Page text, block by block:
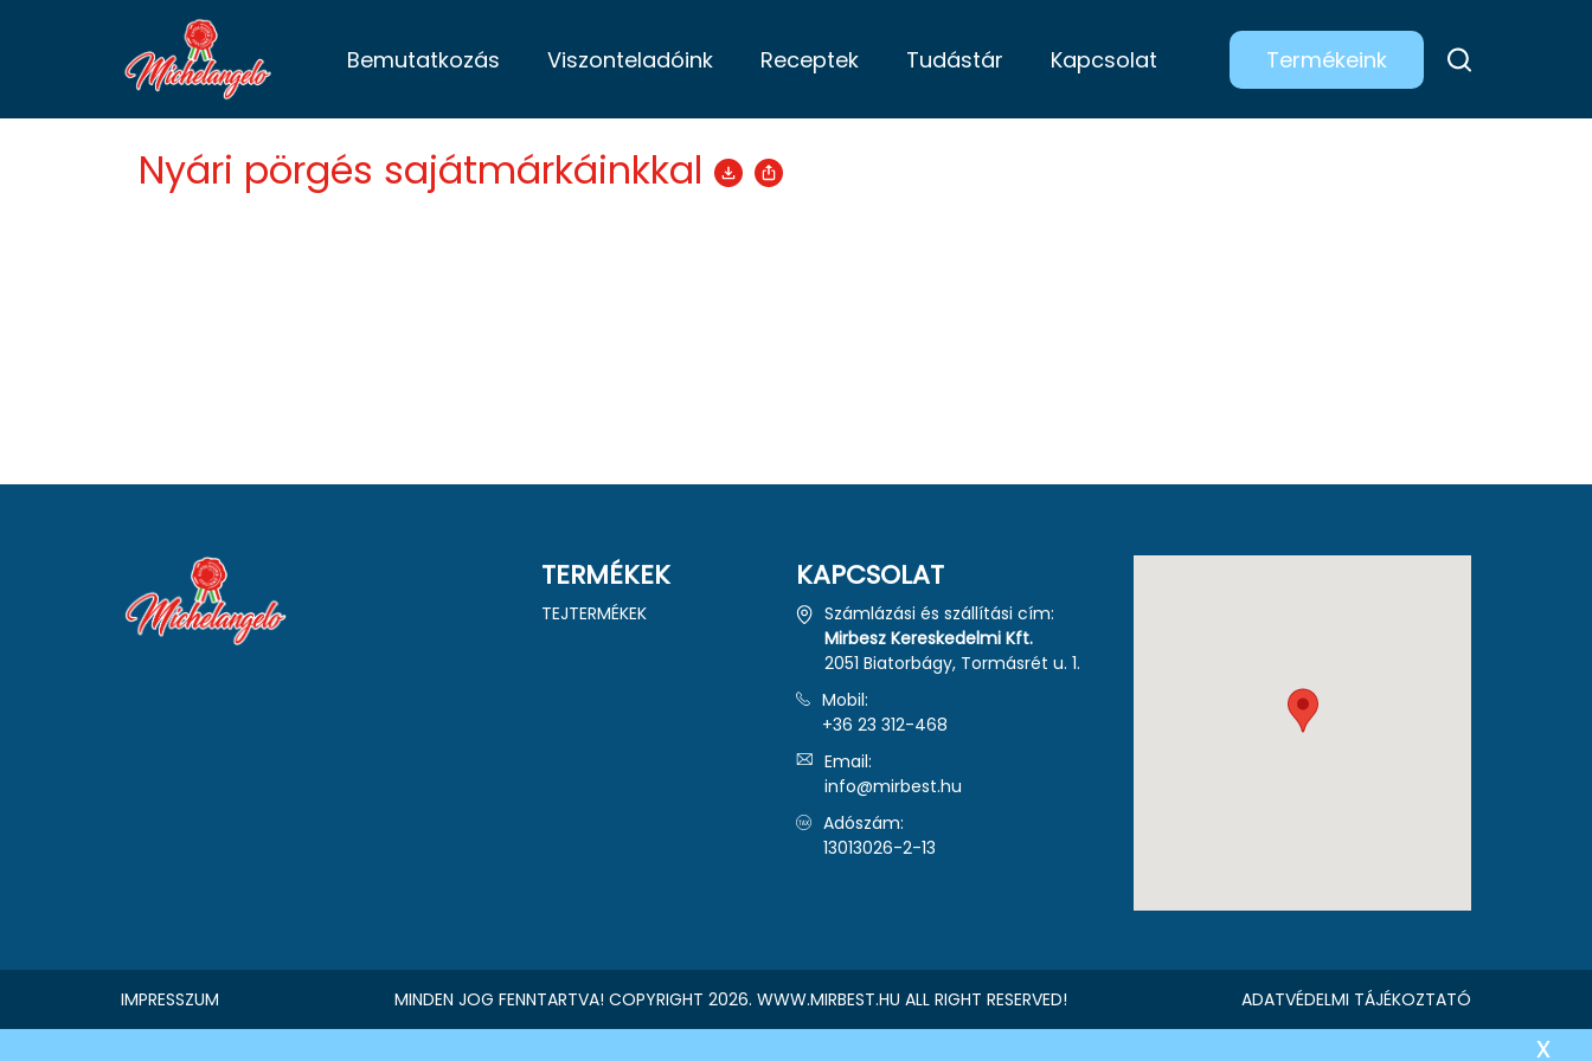
Bemutatkozás Viszonteladóink Receptek Tudástár Kapcsolat Termékeink
Nyári pörgés sajátmárkáinkkal
TERMÉKEK
TEJTERMÉKEK
KAPCSOLAT
Számlázási és szállítási cím:
Mirbesz Kereskedelmi Kft.
2051 Biatorbágy, Tormásrét u. 1.
Mobil:
+36 23 312-468
Email:
info@mirbest.hu
Adószám:
13013026-2-13
IMPRESSZUM MINDEN JOG FENNTARTVA! COPYRIGHT 2026. WWW.MIRBEST.HU ALL RIGHT RESERVED! ADATVÉDELMI TÁJÉKOZTATÓ
x